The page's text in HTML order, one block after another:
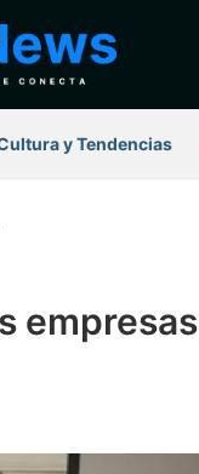
y Tendencias
empresas